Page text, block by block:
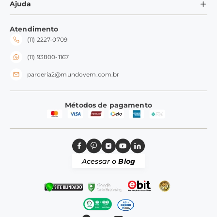
Tampas
Silicone
Formas de Pagamento
Trocas e Devoluções
Meus Pedidos
Ajuda
Fale conosco
Frete e Entrega
Perguntas Frequentes
Atendimento
(11) 2227-0709
(11) 93800-1167
parceria2@mundovem.com.br
Métodos de pagamento
Acessar oBlog